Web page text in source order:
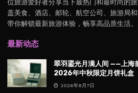
位旅游爱好者分享当下最热门和最时尚的
盖美食、酒店、邮轮、航空公司、旅游局
带你解锁最新旅游体验，畅享高品质生活。
最新动态
翠羽鎏光月满人间 ——上海
2026年中秋限定月饼礼盒
2026年8月7日